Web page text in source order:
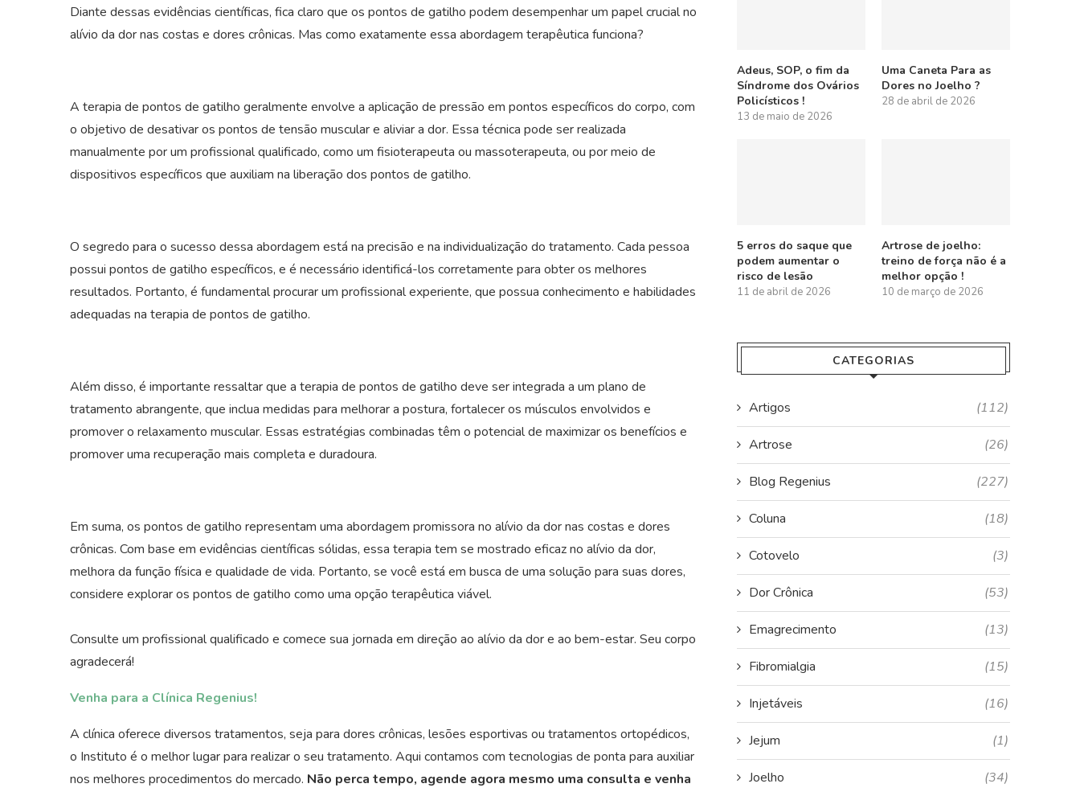
Diante dessas evidências científicas, fica claro que os pontos de gatilho podem desempenhar um papel crucial no
alívio da dor nas costas e dores crônicas. Mas como exatamente essa abordagem terapêutica funciona?
A terapia de pontos de gatilho geralmente envolve a aplicação de pressão em pontos específicos do corpo, com
o objetivo de desativar os pontos de tensão muscular e aliviar a dor. Essa técnica pode ser realizada
manualmente por um profissional qualificado, como um fisioterapeuta ou massoterapeuta, ou por meio de
dispositivos específicos que auxiliam na liberação dos pontos de gatilho.
O segredo para o sucesso dessa abordagem está na precisão e na individualização do tratamento. Cada pessoa
possui pontos de gatilho específicos, e é necessário identificá-los corretamente para obter os melhores
resultados. Portanto, é fundamental procurar um profissional experiente, que possua conhecimento e habilidades
adequadas na terapia de pontos de gatilho.
Além disso, é importante ressaltar que a terapia de pontos de gatilho deve ser integrada a um plano de
tratamento abrangente, que inclua medidas para melhorar a postura, fortalecer os músculos envolvidos e
promover o relaxamento muscular. Essas estratégias combinadas têm o potencial de maximizar os benefícios e
promover uma recuperação mais completa e duradoura.
Em suma, os pontos de gatilho representam uma abordagem promissora no alívio da dor nas costas e dores
crônicas. Com base em evidências científicas sólidas, essa terapia tem se mostrado eficaz no alívio da dor,
melhora da função física e qualidade de vida. Portanto, se você está em busca de uma solução para suas dores,
considere explorar os pontos de gatilho como uma opção terapêutica viável.
Consulte um profissional qualificado e comece sua jornada em direção ao alívio da dor e ao bem-estar. Seu corpo
agradecerá!
Venha para a Clínica Regenius!
A clínica oferece diversos tratamentos, seja para dores crônicas, lesões esportivas ou tratamentos ortopédicos,
o Instituto é o melhor lugar para realizar o seu tratamento. Aqui contamos com tecnologias de ponta para auxiliar
nos melhores procedimentos do mercado. Não perca tempo, agende agora mesmo uma consulta e venha
Adeus, SOP, o fim da
Síndrome dos Ovários
Policísticos !
13 de maio de 2026
Uma Caneta Para as
Dores no Joelho ?
28 de abril de 2026
5 erros do saque que
podem aumentar o
risco de lesão
11 de abril de 2026
Artrose de joelho:
treino de força não é a
melhor opção !
10 de março de 2026
CATEGORIAS
Artigos (112)
Artrose (26)
Blog Regenius (227)
Coluna (18)
Cotovelo (3)
Dor Crônica (53)
Emagrecimento (13)
Fibromialgia (15)
Injetáveis (16)
Jejum (1)
Joelho (34)